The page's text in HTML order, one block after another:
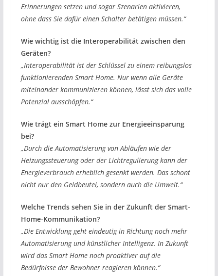
Erinnerungen setzen und sogar Szenarien aktivieren,
ohne dass Sie dafür einen Schalter betätigen müssen.“
Wie wichtig ist die Interoperabilität zwischen den
Geräten?
„Interoperabilität ist der Schlüssel zu einem reibungslos
funktionierenden Smart Home. Nur wenn alle Geräte
miteinander kommunizieren können, lässt sich das volle
Potenzial ausschöpfen.“
Wie trägt ein Smart Home zur Energieeinsparung
bei?
„Durch die Automatisierung von Abläufen wie der
Heizungssteuerung oder der Lichtregulierung kann der
Energieverbrauch erheblich gesenkt werden. Das schont
nicht nur den Geldbeutel, sondern auch die Umwelt.“
Welche Trends sehen Sie in der Zukunft der Smart-
Home-Kommunikation?
„Die Entwicklung geht eindeutig in Richtung noch mehr
Automatisierung und künstlicher Intelligenz. In Zukunft
wird das Smart Home noch proaktiver auf die
Bedürfnisse der Bewohner reagieren können.“